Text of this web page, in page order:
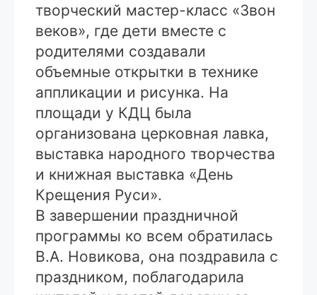
творческий мастер-класс «Звон
веков», где дети вместе с
родителями создавали
объемные открытки в технике
аппликации и рисунка. На
площади у КДЦ была
организована церковная лавка,
выставка народного творчества
и книжная выставка «День
Крещения Руси».
В завершении праздничной
программы ко всем обратилась
В.А. Новикова, она поздравила с
праздником, поблагодарила